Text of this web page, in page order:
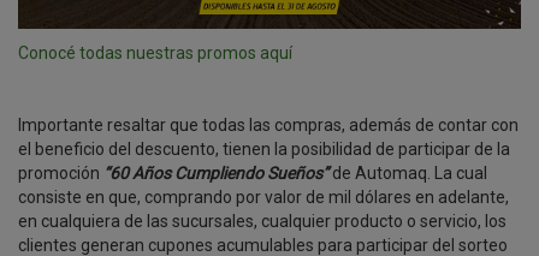
Conocé todas nuestras promos aquí
Importante resaltar que todas las compras, además de contar con
el beneficio del descuento, tienen la posibilidad de participar de la
promoción “60 Años Cumpliendo Sueños”de Automaq. La cual
consiste en que, comprando por valor de mil dólares en adelante,
en cualquiera de las sucursales, cualquier producto o servicio, los
clientes generan cupones acumulables para participar del sorteo